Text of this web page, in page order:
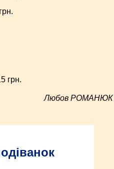
грн.
Любов РОМАНЮК